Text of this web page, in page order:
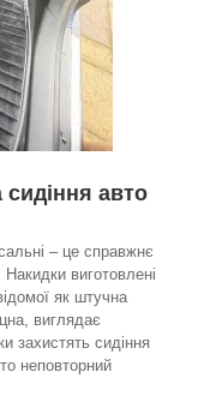
авто
– це справжнє
виготовлені
як штучна
виглядає
захистять сидіння
неповторний